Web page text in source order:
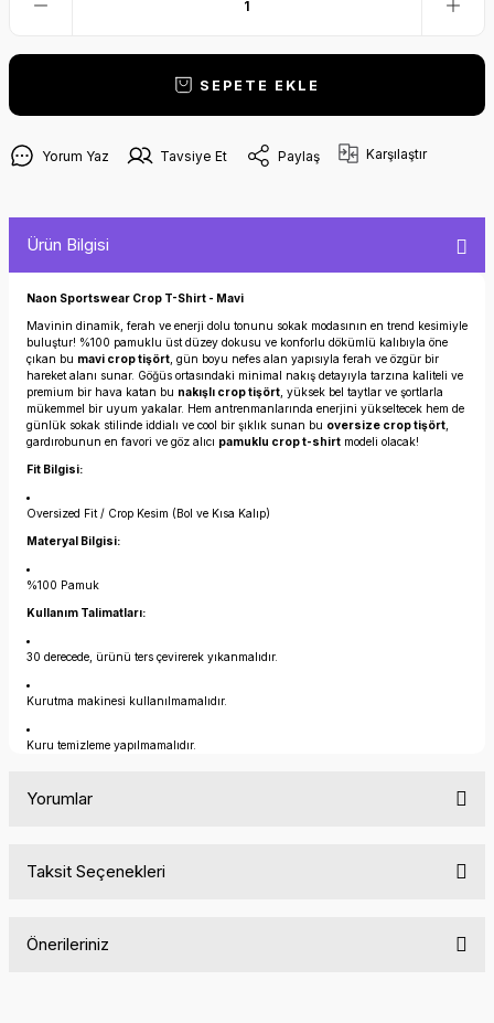
SEPETE EKLE
Yorum Yaz Tavsiye Et Paylaş Karşılaştır
Ürün Bilgisi
Naon Sportswear Crop T-Shirt - Mavi
Mavinin dinamik, ferah ve enerji dolu tonunu sokak modasının en trend kesimiyle
buluştur! %100 pamuklu üst düzey dokusu ve konforlu dökümlü kalıbıyla öne
çıkan bu mavi crop tişört , gün boyu nefes alan yapısıyla ferah ve özgür bir
hareket alanı sunar. Göğüs ortasındaki minimal nakış detayıyla tarzına kaliteli ve
premium bir hava katan bu nakışlı crop tişört , yüksek bel taytlar ve şortlarla
mükemmel bir uyum yakalar. Hem antrenmanlarında enerjini yükseltecek hem de
günlük sokak stilinde iddialı ve cool bir şıklık sunan bu oversize crop tişört
gardırobunun en favori ve göz alıcı pamuklu crop t-shirt modeli olacak!
Fit Bilgisi:
Oversized Fit / Crop Kesim (Bol ve Kısa Kalıp)
Materyal Bilgisi:
%100 Pamuk
Kullanım Talimatları:
30 derecede, ürünü ters çevirerek yıkanmalıdır.
Kurutma makinesi kullanılmamalıdır.
Kuru temizleme yapılmamalıdır.
Yorumlar
Taksit Seçenekleri
Önerileriniz